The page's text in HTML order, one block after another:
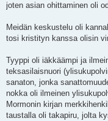
joten asian ohittaminen oli
Meidän keskustelu oli
tosi kristityn kanssa olisin
Tyyppi oli iäkkäämpi ja
teksasilaisnuori
sanaton, jonka
nokka oli ilmeinen
Mormonin kirjan
taustalla oli takapiru, jolta